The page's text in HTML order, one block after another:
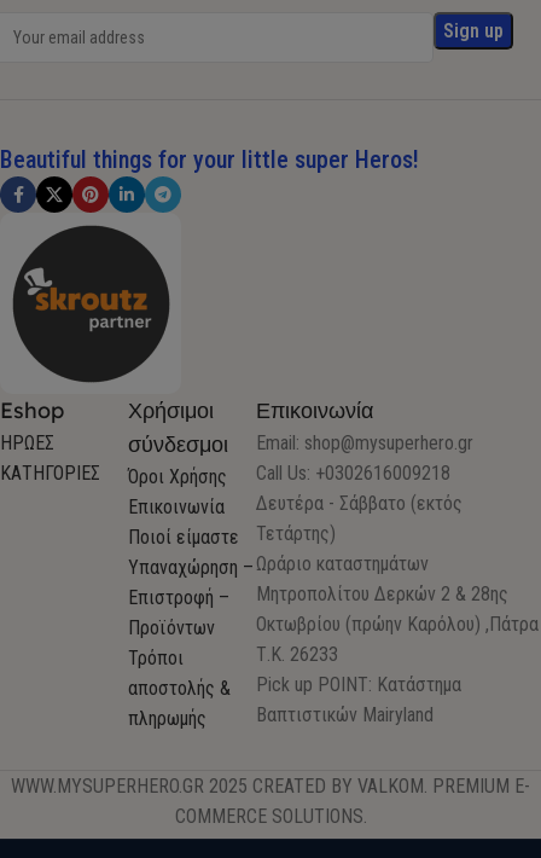
Beautiful things for your little super Heros!
Eshop
ΗΡΩΕΣ
ΚΑΤΗΓΟΡΙΕΣ
Χρήσιμοι
σύνδεσμοι
Όροι Χρήσης
Επικοινωνία
Ποιοί είμαστε
Υπαναχώρηση –
Επιστροφή –
Προϊόντων
Τρόποι
αποστολής &
πληρωμής
Επικοινωνία
Email: shop@mysuperhero.gr
Call Us: +0302616009218
Δευτέρα - Σάββατο (εκτός
Τετάρτης)
Ωράριο καταστημάτων
Μητροπολίτου Δερκών 2 & 28ης
Οκτωβρίου (πρώην Καρόλου) ,Πάτρα
Τ.Κ. 26233
Pick up POINT: Κατάστημα
Βαπτιστικών Mairyland
WWW.MYSUPERHERO.GR 2025 CREATED BY VALKOM. PREMIUM E-
COMMERCE SOLUTIONS.